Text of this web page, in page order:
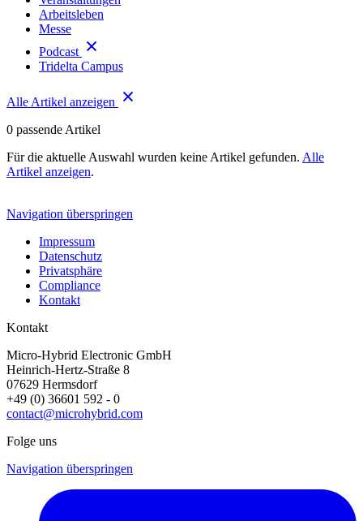
Arbeitsleben
Messe
Podcast
Tridelta Campus
Alle Artikel anzeigen
0 passende Artikel
Für die aktuelle Auswahl wurden keine Artikel gefunden. Alle
Artikel anzeigen.
Navigation überspringen
Impressum
Datenschutz
Privatsphäre
Compliance
Kontakt
Kontakt
Micro-Hybrid Electronic GmbH
Heinrich-Hertz-Straße 8
07629 Hermsdorf
+49 (0) 36601 592 - 0
contact@microhybrid.com
Folge uns
Navigation überspringen